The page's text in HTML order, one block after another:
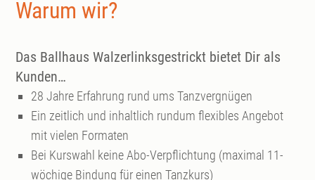
Warum wir?
Das Ballhaus Walzerlinksgestrickt bietet Dir als
Kunden…
28 Jahre Erfahrung rund ums Tanzvergnügen
Ein zeitlich und inhaltlich rundum flexibles Angebot
mit vielen Formaten
Bei Kurswahl keine Abo-Verpflichtung (maximal 11-
wöchige Bindung für einen Tanzkurs)